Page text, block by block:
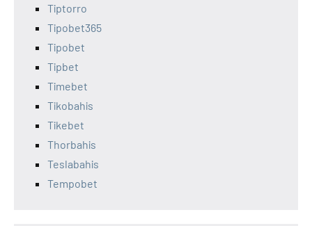
Tiptorro
Tipobet365
Tipobet
Tipbet
Timebet
Tikobahis
Tikebet
Thorbahis
Teslabahis
Tempobet